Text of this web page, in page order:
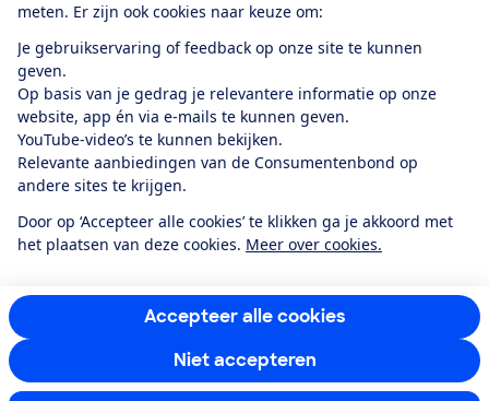
meten. Er zijn ook cookies naar keuze om:
Je gebruikservaring of feedback op onze site te kunnen
geven.
Op basis van je gedrag je relevantere informatie op onze
website, app én via e-mails te kunnen geven.
YouTube-video’s te kunnen bekijken.
Relevante aanbiedingen van de Consumentenbond op
andere sites te krijgen.
Door op ‘Accepteer alle cookies’ te klikken ga je akkoord met
het plaatsen van deze cookies. Meer over cookies.
Accepteer alle cookies
Niet accepteren
Alles over de
app
Algemene Voorwaarden
Privacyverklaring
Cookiebeleid
Privacyvoorkeuren
Toegankelijkheid
RSS-feed nieuws
Facebook
TwitterInstagram
YoutubeLinkedIn
12.901consumentenbeoordelen de Consumentenbondmet gemiddeld